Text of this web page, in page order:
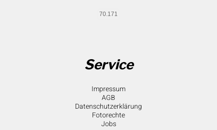
70.171
Service
Impressum
AGB
Datenschutzerklärung
Fotorechte
Jobs